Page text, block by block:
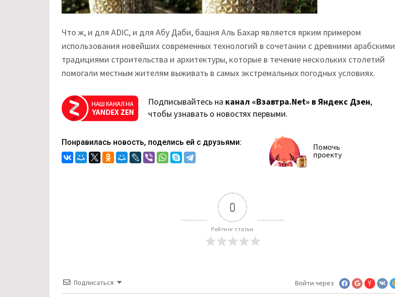
Что ж, и для ADIC, и для Абу Даби, башня Аль Бахар является ярким примером
использования новейших современных технологий в сочетании с древними арабскими
традициями строительства и архитектуры, которые в течение нескольких столетий
помогали местным жителям выживать в самых экстремальных погодных условиях.
Подписывайтесь на канал «Взавтра.Net» в Яндекс Дзен,
чтобы узнавать о новостях первыми.
Понравилась новость, поделись ей с друзьями:
Помочь
проекту
0
Рейтинг статьи
Подписаться Войти через